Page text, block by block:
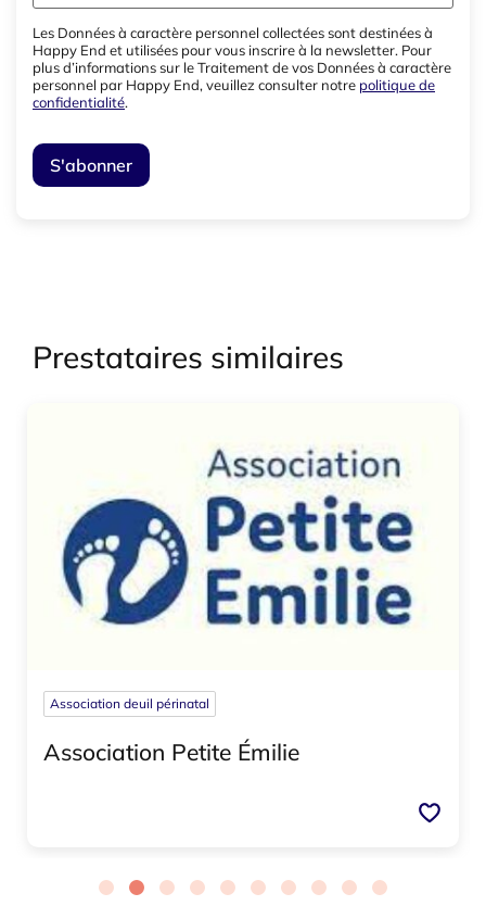
Les Données à caractère personnel collectées sont destinées à
Happy End et utilisées pour vous inscrire à la newsletter. Pour
plus d’informations sur le Traitement de vos Données à caractère
personnel par Happy End, veuillez consulter notre politique de
confidentialité.
Prestataires similaires
Association deuil périnatal
Association Petite Émilie